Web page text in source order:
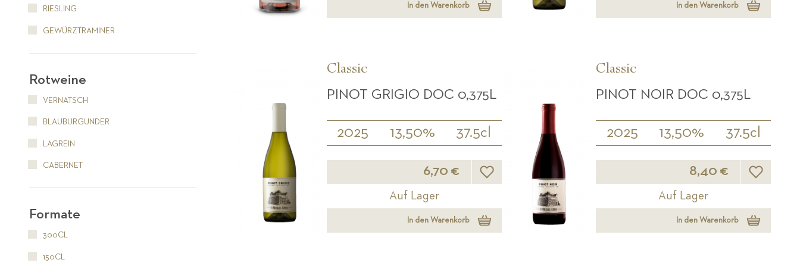
In den Warenkorb In den Warenkorb
Classic
PINOT GRIGIO DOC 0,375L
2025 13,50% 37.5cl
6,70 € Wunschliste
Auf Lager
In den Warenkorb
Classic
PINOT NOIR DOC 0,375L
2025 13,50% 37.5cl
8,40 € Wunschliste
Auf Lager
In den Warenkorb
RIESLING
GEWÜRZTRAMINER
Rotweine
VERNATSCH
BLAUBURGUNDER
LAGREIN
CABERNET
Formate
300CL
150CL